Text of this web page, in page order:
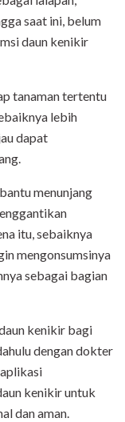
saat ini, belum
daun kenikir
tanaman tertentu
lebih
dapat
menunjang
itu, sebaiknya
mengonsumsinya
sebagai bagian
kenikir bagi
dengan dokter
kenikir untuk
dan aman.